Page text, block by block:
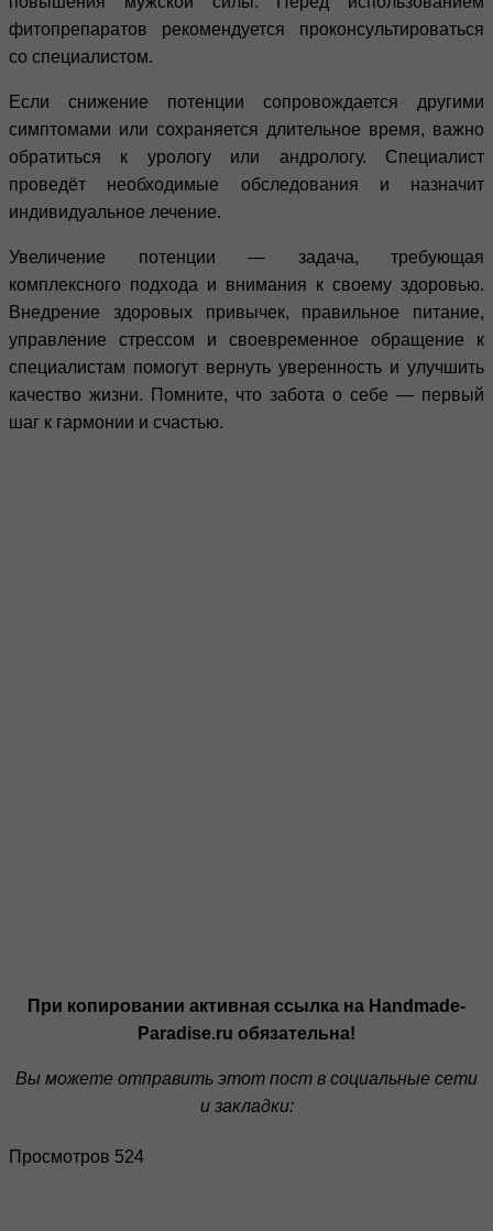
фитопрепаратов рекомендуется проконсультироваться
со специалистом.
Если снижение потенции сопровождается другими
симптомами или сохраняется длительное время, важно
обратиться к урологу или андрологу. Специалист
проведёт необходимые обследования и назначит
индивидуальное лечение.
Увеличение потенции — задача, требующая
комплексного подхода и внимания к своему здоровью.
Внедрение здоровых привычек, правильное питание,
управление стрессом и своевременное обращение к
специалистам помогут вернуть уверенность и улучшить
качество жизни. Помните, что забота о себе — первый
шаг к гармонии и счастью.
При копировании активная ссылка на Handmade-
Paradise.ru обязательна!
Вы можете отправить этот пост в социальные сети
и закладки:
Просмотров 524